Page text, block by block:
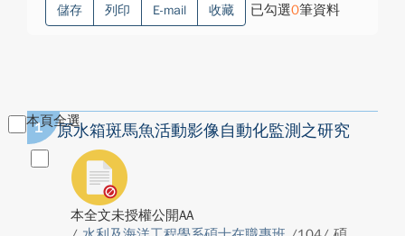
儲存 列印 E-mail 收藏 已勾選0筆資料
本頁全選
1 原水箱斑馬魚活動影像自動化監測之研究
本全文未授權公開AA